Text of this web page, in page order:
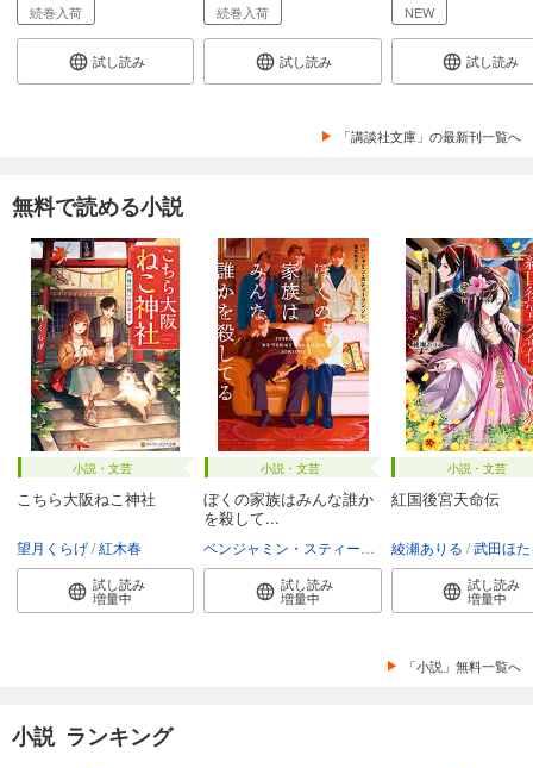
続巻入荷
試し読み
続巻入荷
試し読み
NEW
試し読み
「講談社文庫」の最新刊一覧へ
無料で読める小説
小説・文芸
こちら大阪ねこ神社
望月くらげ 紅木春
試し読み
増量中
小説・文芸
ぼくの家族はみんな誰か
を殺して...
富永和子
試し読み
増量中
小説・文芸
紅国後宮天命伝
綾瀬ありる 武田ほ
試し読み
増量中
「小説」無料一覧へ
小説 ランキング